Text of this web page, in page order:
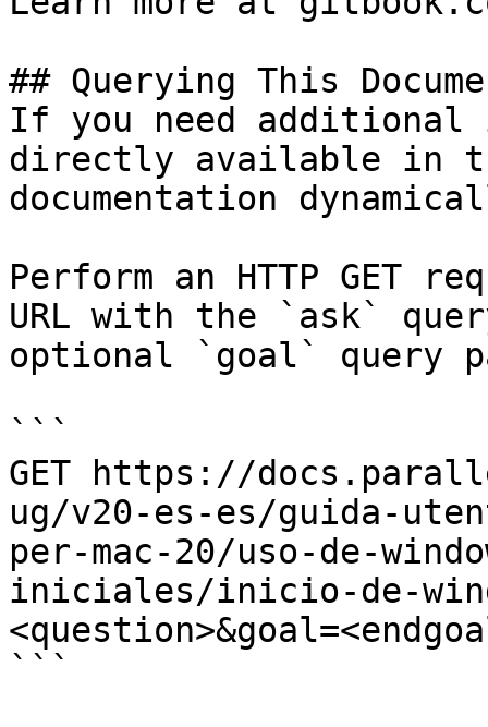
## Querying This
If you need
directly available in
documentation
Perform an HTTP GET
URL with the `ask`
optional `goal` query
```
GET https://
ug/v20-es-es/guida-
per-mac-20/uso-de-
iniciales/inicio-de-
```